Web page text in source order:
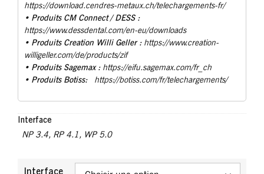
https://download.cendres-metaux.ch/telechargements-fr/
• Produits CM Connect / DESS :
https://www.dessdental.com/en-eu/downloads
• Produits Creation Willi Geller : https://www.creation-
willigeller.com/de/products/zif
• Produits Sagemax : https://eifu.sagemax.com/fr_ch
• Produits Botiss: https://botiss.com/fr/telechargements/
Interface
NP 3.4, RP 4.1, WP 5.0